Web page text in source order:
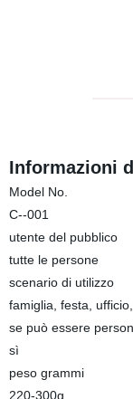
Informazioni
Model No.
C--001
utente del pubblico
tutte le persone
scenario di utilizzo
famiglia, festa,
se può essere
sì
peso grammi
220-300g